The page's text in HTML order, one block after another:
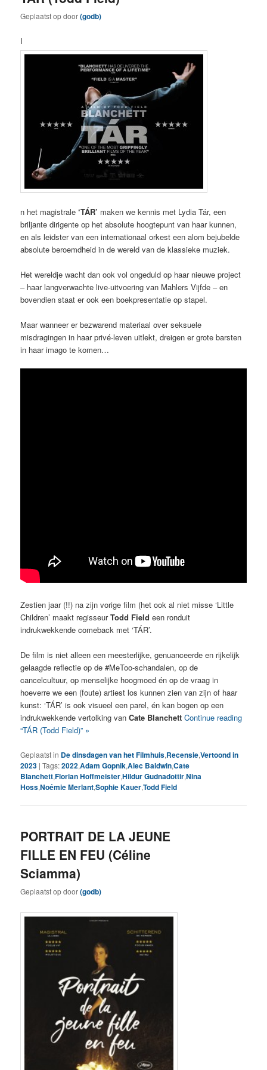
Geplaatst opdoor(godb)
I
n het magistrale‘TÁR’ maken we kennis met Lydia Tár, een
briljante dirigente op het absolute hoogtepunt van haar kunnen,
en als leidster van een internationaal orkest een alom bejubelde
absolute beroemdheid in de wereld van de klassieke muziek.
Het wereldje wacht dan ook vol ongeduld op haar nieuwe project
– haar langverwachte live-uitvoering van Mahlers Vijfde – en
bovendien staat er ook een boekpresentatie op stapel.
Maar wanneer er bezwarend materiaal over seksuele
misdragingen in haar privé-leven uitlekt, dreigen er grote barsten
in haar imago te komen…
Zestien jaar (!!) na zijn vorige film (het ook al niet misse ‘Little
Children’ maakt regisseurTodd Field een ronduit
indrukwekkende comeback met ‘TÁR’.
De film is niet alleen een meesterlijke, genuanceerde en rijkelijk
gelaagde reflectie op de #MeToo-schandalen, op de
cancelcultuur, op menselijke hoogmoed én op de vraag in
hoeverre we een (foute) artiest los kunnen zien van zijn of haar
kunst: ‘TÁR’ is ook visueel een parel, én kan bogen op een
indrukwekkende vertolking vanCate Blanchett Continue reading
“TÁR (Todd Field)” »
Geplaatst in De dinsdagen van het Filmhuis,Recensie,Vertoond in
2023 |Tags:2022,Adam Gopnik,Alec Baldwin,Cate
Blanchett,Florian Hoffmeister,Hildur Gudnadottir,Nina
Hoss,Noémie Merlant,Sophie Kauer,Todd Field
PORTRAIT DE LA JEUNE
FILLE EN FEU (Céline
Sciamma)
Geplaatst opdoor(godb)